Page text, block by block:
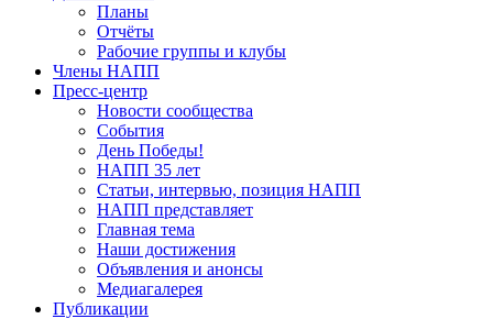
Планы
Отчёты
Рабочие группы и клубы
Члены НАПП
Пресс-центр
Новости сообщества
События
День Победы!
НАПП 35 лет
Статьи, интервью, позиция НАПП
НАПП представляет
Главная тема
Наши достижения
Объявления и анонсы
Медиагалерея
Публикации